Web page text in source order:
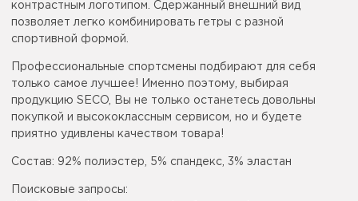
контрастным логотипом. Сдержанный внешний вид
позволяет легко комбинировать гетры с разной
спортивной формой.
Профессиональные спортсмены подбирают для себя
только самое лучшее! Именно поэтому, выбирая
продукцию SECO, Вы не только останетесь довольны
покупкой и высококлассным сервисом, но и будете
приятно удивлены качеством товара!
Состав: 92% полиэстер, 5% спандекс, 3% эластан
Поисковые запросы: